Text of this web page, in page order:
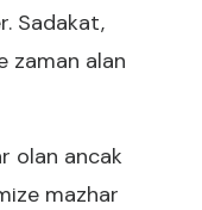
Sadakat,
zaman alan
olan ancak
mazhar